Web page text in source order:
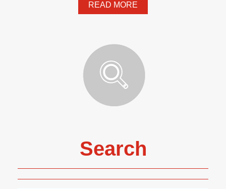
READ MORE
Search